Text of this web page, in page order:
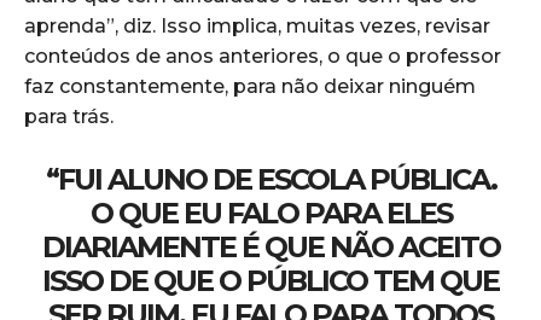
aprenda”, diz. Isso implica, muitas vezes, revisar
conteúdos de anos anteriores, o que o professor
faz constantemente, para não deixar ninguém
para trás.
“FUI ALUNO DE ESCOLA PÚBLICA.
O QUE EU FALO PARA ELES
DIARIAMENTE É QUE NÃO ACEITO
ISSO DE QUE O PÚBLICO TEM QUE